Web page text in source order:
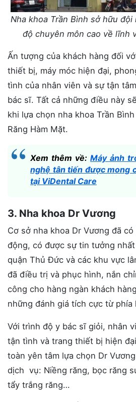
Nha khoa Trần Bình sở hữu
độ chuyên môn cao về lĩnh
Ấn tượng của khách hàng đối
thiết bị, máy móc hiện đại,
tình của nhân viên và sự tận
bác sĩ. Tất cả những điều này
khi lựa chọn nha khoa Trần
Răng Hàm Mặt.
Xem thêm về: Máy ảnh
nghệ tân tiến được mong
tại ViDental Care
3. Nha khoa Dr Vương
Cơ sở nha khoa Dr Vương đã
động, có được sự tin tưởng
quận Thủ Đức và các khu vực
đã điều trị và phục hình, nắn
công cho hàng ngàn khách
những đánh giá tích cực từ phía
Với trình độ y bác sĩ giỏi, nhân
tận tình và trang thiết bị hiện
toàn yên tâm lựa chọn Dr
dịch vụ: Niềng răng, bọc răng
tẩy trắng răng…